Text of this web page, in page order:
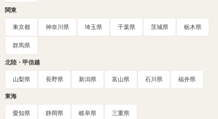
関東
東京都 神奈川県 埼玉県 千葉県 茨城県 栃木県
群馬県
北陸・甲信越
山梨県 長野県 新潟県 富山県 石川県 福井県
東海
愛知県 静岡県 岐阜県 三重県